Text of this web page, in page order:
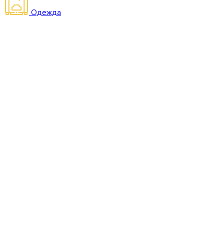
Одежда